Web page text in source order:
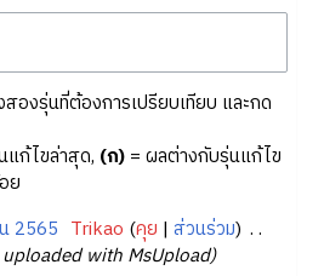
องรุ่นที่ต้องการเปรียบเทียบ และกด
ก้ไขล่าสุด, (ก)= ผลต่างกับรุ่นแก้ไข
ย
2565 Trikao คุย ส่วนร่วม ‎
with MsUpload